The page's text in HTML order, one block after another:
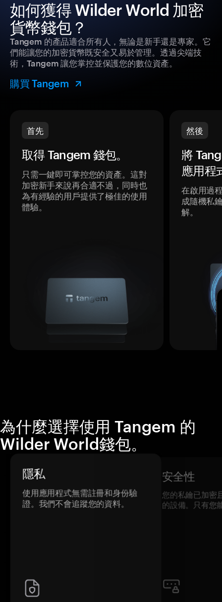
如何獲得 Wilder World 加密
貨幣錢包？
Tangem 的產品適合所有人，無論是新手還是專家。它
們能讓您的加密貨幣既安全又易於管理。透過尖端技
術，Tangem 讓您掌控並保護您的數位資產。
購買 Tangem
首先
取得 Tangem 錢包。
只需一鍵即可掌控您的資產。這對
加密新手來說再合適不過，同時也
為有經驗的用戶提供了極佳的使用
體驗。
然後
將
應用程
在啟用過
成隨機私
解。
為什麼選擇使用 Tangem 的
Wilder World錢包。
隱私
使用應用程式無需註冊和身份驗
證。我們不會追蹤您的資料。
安全性
您的私鑰已加密
的設備。只有您